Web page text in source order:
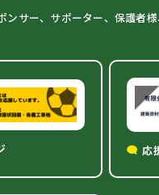
ンサー、サポーター、保護者
応